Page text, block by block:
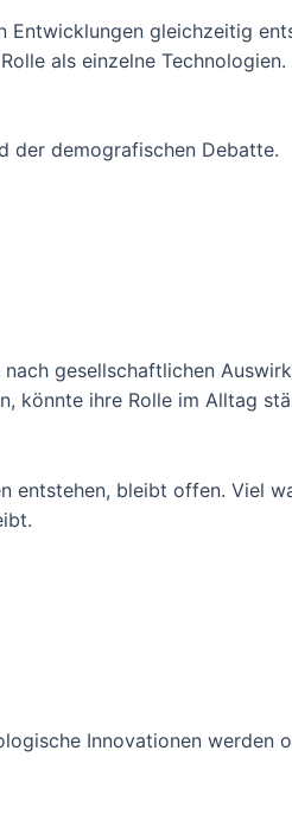
gleichzeitig
als einzelne Technologien.
der demografischen Debatte.
gesellschaftlichen
könnte ihre Rolle im Alltag
entstehen, bleibt offen. Viel
Innovationen werden